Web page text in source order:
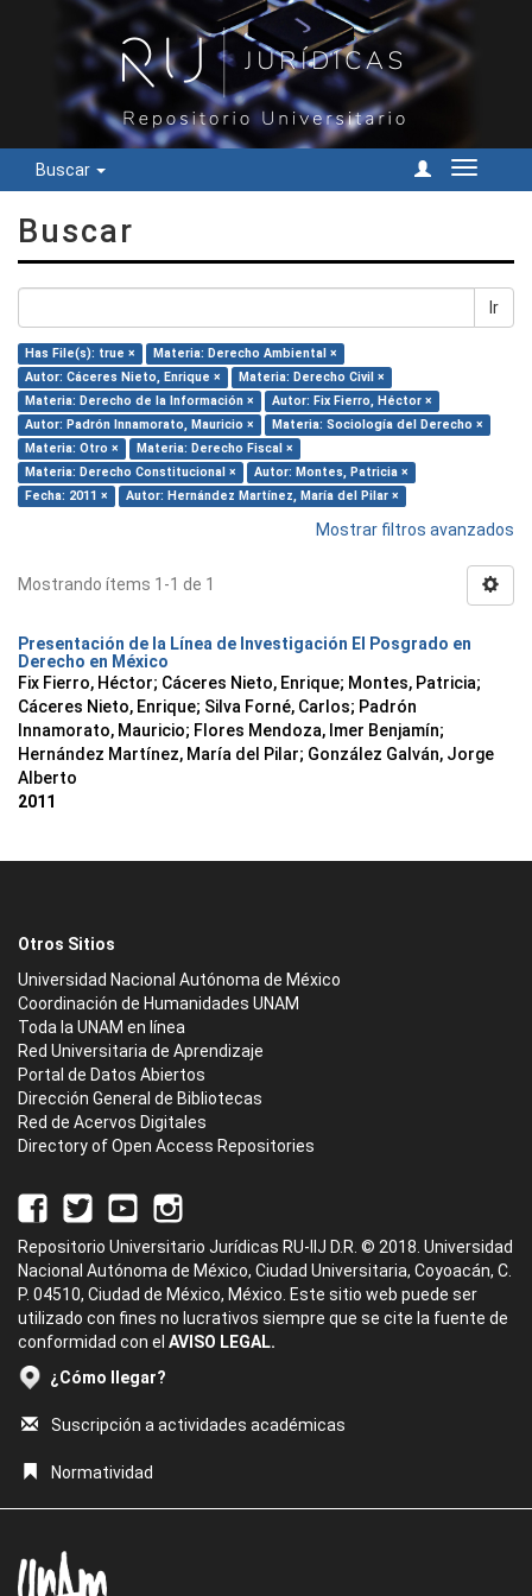
Buscar
Cambiar
Buscar
Ir
Has File(s): true ×
Materia: Derecho Ambiental ×
Autor: Cáceres Nieto, Enrique ×
Materia: Derecho Civil ×
Materia: Derecho de la Información ×
Autor: Fix Fierro, Héctor ×
Autor: Padrón Innamorato, Mauricio ×
Materia: Sociología del Derecho ×
Materia: Otro ×
Materia: Derecho Fiscal ×
Materia: Derecho Constitucional ×
Autor: Montes, Patricia ×
Fecha: 2011 ×
Autor: Hernández Martínez, María del Pilar ×
Mostrar filtros avanzados
Mostrando ítems 1-1 de 1
Presentación de la Línea de Investigación El Posgrado en
Derecho en México
Fix Fierro, Héctor; Cáceres Nieto, Enrique; Montes, Patricia;
Cáceres Nieto, Enrique; Silva Forné, Carlos; Padrón
Innamorato, Mauricio; Flores Mendoza, Imer Benjamín;
Hernández Martínez, María del Pilar; González Galván, Jorge
Alberto
2011
Otros Sitios
Universidad Nacional Autónoma de México
Coordinación de Humanidades UNAM
Toda la UNAM en línea
Red Universitaria de Aprendizaje
Portal de Datos Abiertos
Dirección General de Bibliotecas
Red de Acervos Digitales
Directory of Open Access Repositories
Repositorio Universitario Jurídicas RU-IIJ D.R. © 2018. Universidad
Nacional Autónoma de México, Ciudad Universitaria, Coyoacán, C.
P. 04510, Ciudad de México, México. Este sitio web puede ser
utilizado con fines no lucrativos siempre que se cite la fuente de
conformidad con el AVISO LEGAL.
¿Cómo llegar?
Suscripción a actividades académicas
Normatividad